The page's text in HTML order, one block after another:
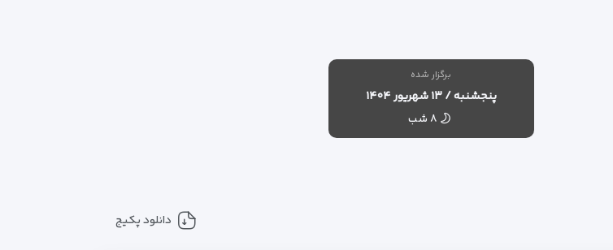
برگزار شده
پنجشنبه / ۱۳ شهریور ۱۴۰۴
۸ شب
دانلود پکیج